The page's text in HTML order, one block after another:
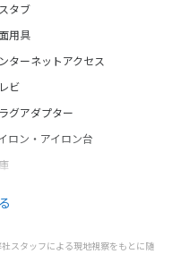
室
エリア
用の椅子
プール（真水）
サージ
センター
タブ
用具
ターネットアクセス
ビ
グアダプター
ロン・アイロン台
スタッフによる現地視察をもとに随